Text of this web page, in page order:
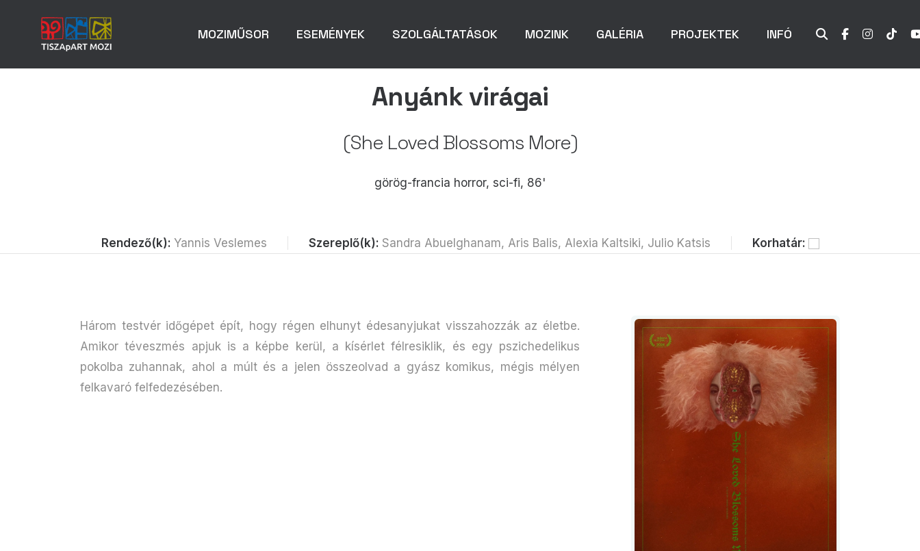
MOZIMŰSOR ESEMÉNYEK SZOLGÁLTATÁSOK MOZINK GALÉRIA PROJEKTEK INFÓ
Anyánk virágai
(She Loved Blossoms More)
görög-francia horror, sci-fi, 86'
Rendező(k): Yannis Veslemes Szereplő(k): Sandra Abuelghanam, Aris Balis, Alexia Kaltsiki, Julio Katsis Korhatár:
Három testvér időgépet épít, hogy régen elhunyt édesanyjukat visszahozzák az életbe.
Amikor téveszmés apjuk is a képbe kerül, a kísérlet félresiklik, és egy pszichedelikus
pokolba zuhannak, ahol a múlt és a jelen összeolvad a gyász komikus, mégis mélyen
felkavaró felfedezésében.